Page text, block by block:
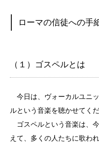
ローマの信徒への手
（１）ゴスペルとは
今日は、ヴォーカルユニ
ルという音楽を聴かせてく
ゴスペルという音楽は、
えて、多くの人たちに歌わ